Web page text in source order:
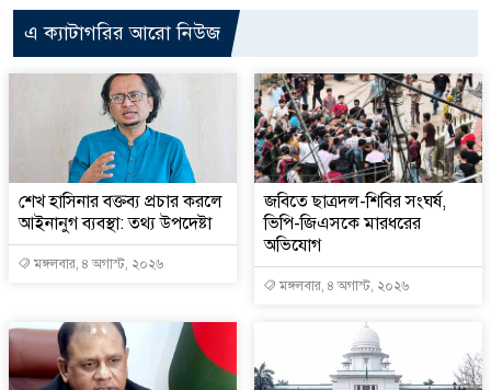
এ ক্যাটাগরির আরো নিউজ
শেখ হাসিনার বক্তব্য প্রচার করলে
আইনানুগ ব্যবস্থা: তথ্য উপদেষ্টা
মঙ্গলবার, ৪ অগাস্ট, ২০২৬
জবিতে ছাত্রদল-শিবির সংঘর্ষ,
ভিপি-জিএসকে মারধরের
অভিযোগ
মঙ্গলবার, ৪ অগাস্ট, ২০২৬